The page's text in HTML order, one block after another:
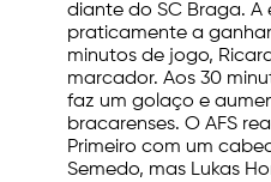
diante do SC Braga.
praticamente a
minutos de jogo,
marcador. Aos 30
faz um golaço e
bracarenses. O AFS
Primeiro com um
Semedo, mas Lukas